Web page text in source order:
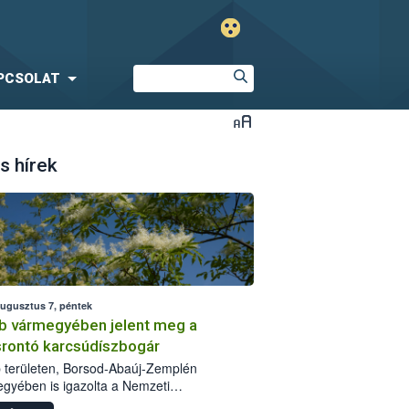
hírek
7, péntek
vármegyében jelent meg a
karcsúdíszbogár
területen, Borsod-Abaúj-Zemplén
is igazolta a Nemzeti
biztonsági Hivatal (Nébih) a